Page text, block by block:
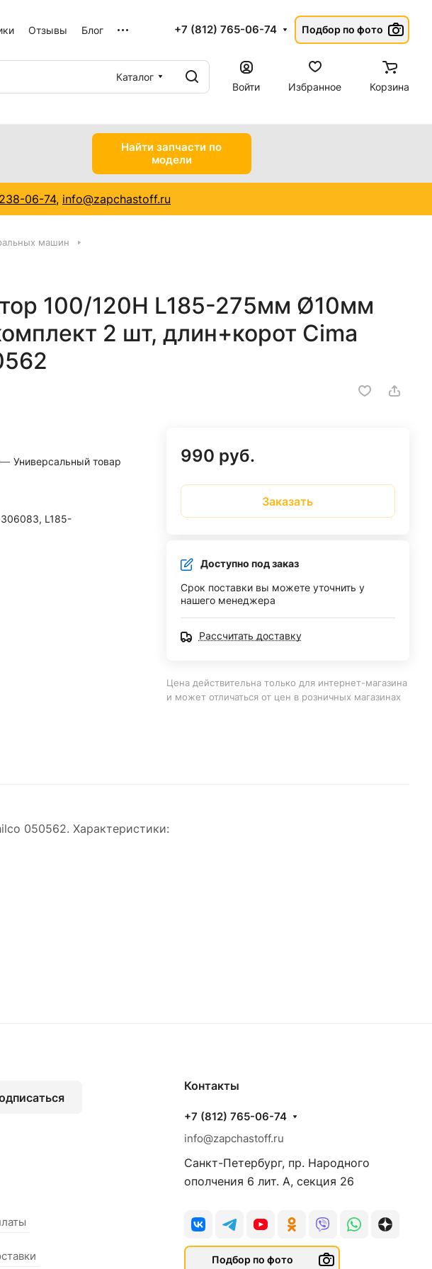
Отзывы Блог +7 (812) 765-06-74 Подбор по фото
Каталог
Войти
Избранное Корзина
Найти запчасти по
модели
06-74, info@zapchastoff.ru
машин
100/120Н L185-275мм Ø10мм
2 шт, длин+корот Cima
— Универсальный товар
306083, L185-
990 руб.
Заказать
Доступно под заказ
Срок поставки вы можете уточнить у
нашего менеджера
Рассчитать доставку
Цена действительна только для интернет-магазина
и может отличаться от цен в розничных магазинах
050562. Характеристики:
Контакты
+7 (812) 765-06-74
info@zapchastoff.ru
Санкт-Петербург, пр. Народного
ополчения 6 лит. А, секция 26
Подбор по фото